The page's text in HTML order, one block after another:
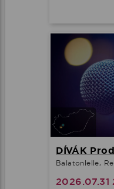
DÍVÁK
Balatonlelle,
2026.07.31